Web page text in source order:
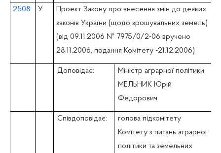
2508 У
Проект Закону про внесення змін до деяких
законів України (щодо зрошувальних земель)
(вiд 09.11.2006 № 7975/0/2-06 вручено
28.11.2006, подання Комітету -21.12.2006)
Доповідає:
Міністр аграрної політики
МЕЛЬНИК Юрій
Федорович
Співдоповідає:
голова підкомітету
Комітету з питань аграрної
політики та земельних